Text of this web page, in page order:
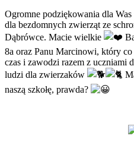
Ogromne podziękowania dla Was
dla bezdomnych zwierząt ze
Dąbrówce. Macie wielkie
8a oraz Panu Marcinowi, który
czas i zawodzi razem z uczniami
ludzi dla zwierzaków
naszą szkołę, prawda?